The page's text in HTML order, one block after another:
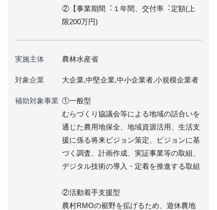
②【事業期間︓１年間、交付率︓定額(上
限200万円)
実施主体 農林水産省
対象企業 大企業,中堅企業,中小企業者,小規模企業者
補助対象事業 ①⼀般型
むらづくり協議会等による地域の話合いを
通じた農⽤地保全、地域資源活⽤、⽣活⽀
援に係る将来ビジョン策定、ビジョンに基
づく調査、計画作成、実証事業等の取組、
デジタル技術の導⼊・定着を推進する取組
②活動着⼿⽀援型
農村RMOの裾野を拡げるため、遊休農地